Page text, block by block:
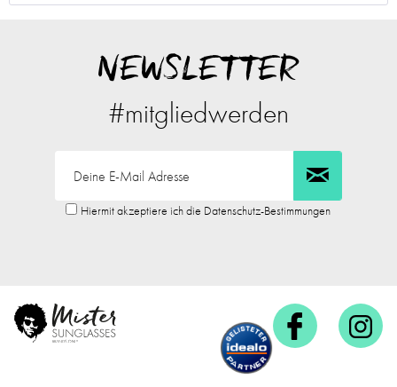
NEWSLETTER
#mitgliedwerden
Hiermit akzeptiere ich die Datenschutz-Bestimmungen